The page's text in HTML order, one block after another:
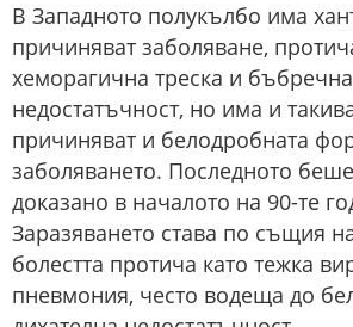
В Западното полукълбо има
причиняват заболяване,
хеморагична треска и бъбречна
недостатъчност, но има и
причиняват и белодробната
заболяването. Последното
доказано в началото на 90-те
Заразяването става по същия
болестта протича като тежка
пневмония, често водеща до